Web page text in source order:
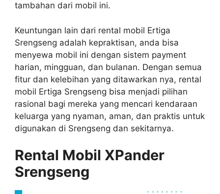
tambahan dari mobil ini.
Keuntungan lain dari rental mobil Ertiga
Srengseng adalah kepraktisan, anda bisa
menyewa mobil ini dengan sistem payment
harian, mingguan, dan bulanan. Dengan semua
fitur dan kelebihan yang ditawarkan nya, rental
mobil Ertiga Srengseng bisa menjadi pilihan
rasional bagi mereka yang mencari kendaraan
keluarga yang nyaman, aman, dan praktis untuk
digunakan di Srengseng dan sekitarnya.
Rental Mobil XPander
Srengseng